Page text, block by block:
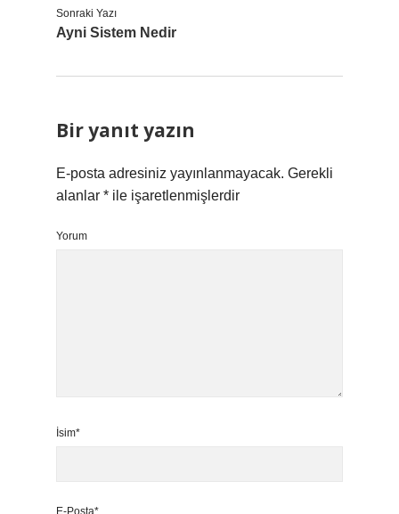
Sonraki Yazı
Ayni Sistem Nedir
Bir yanıt yazın
E-posta adresiniz yayınlanmayacak. Gerekli
alanlar * ile işaretlenmişlerdir
Yorum
İsim*
E-Posta*